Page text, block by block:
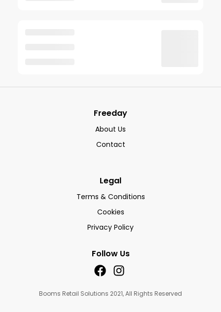
Freeday
About Us
Contact
Legal
Terms & Conditions
Cookies
Privacy Policy
Follow Us
Booms Retail Solutions 2021, All Rights Reserved